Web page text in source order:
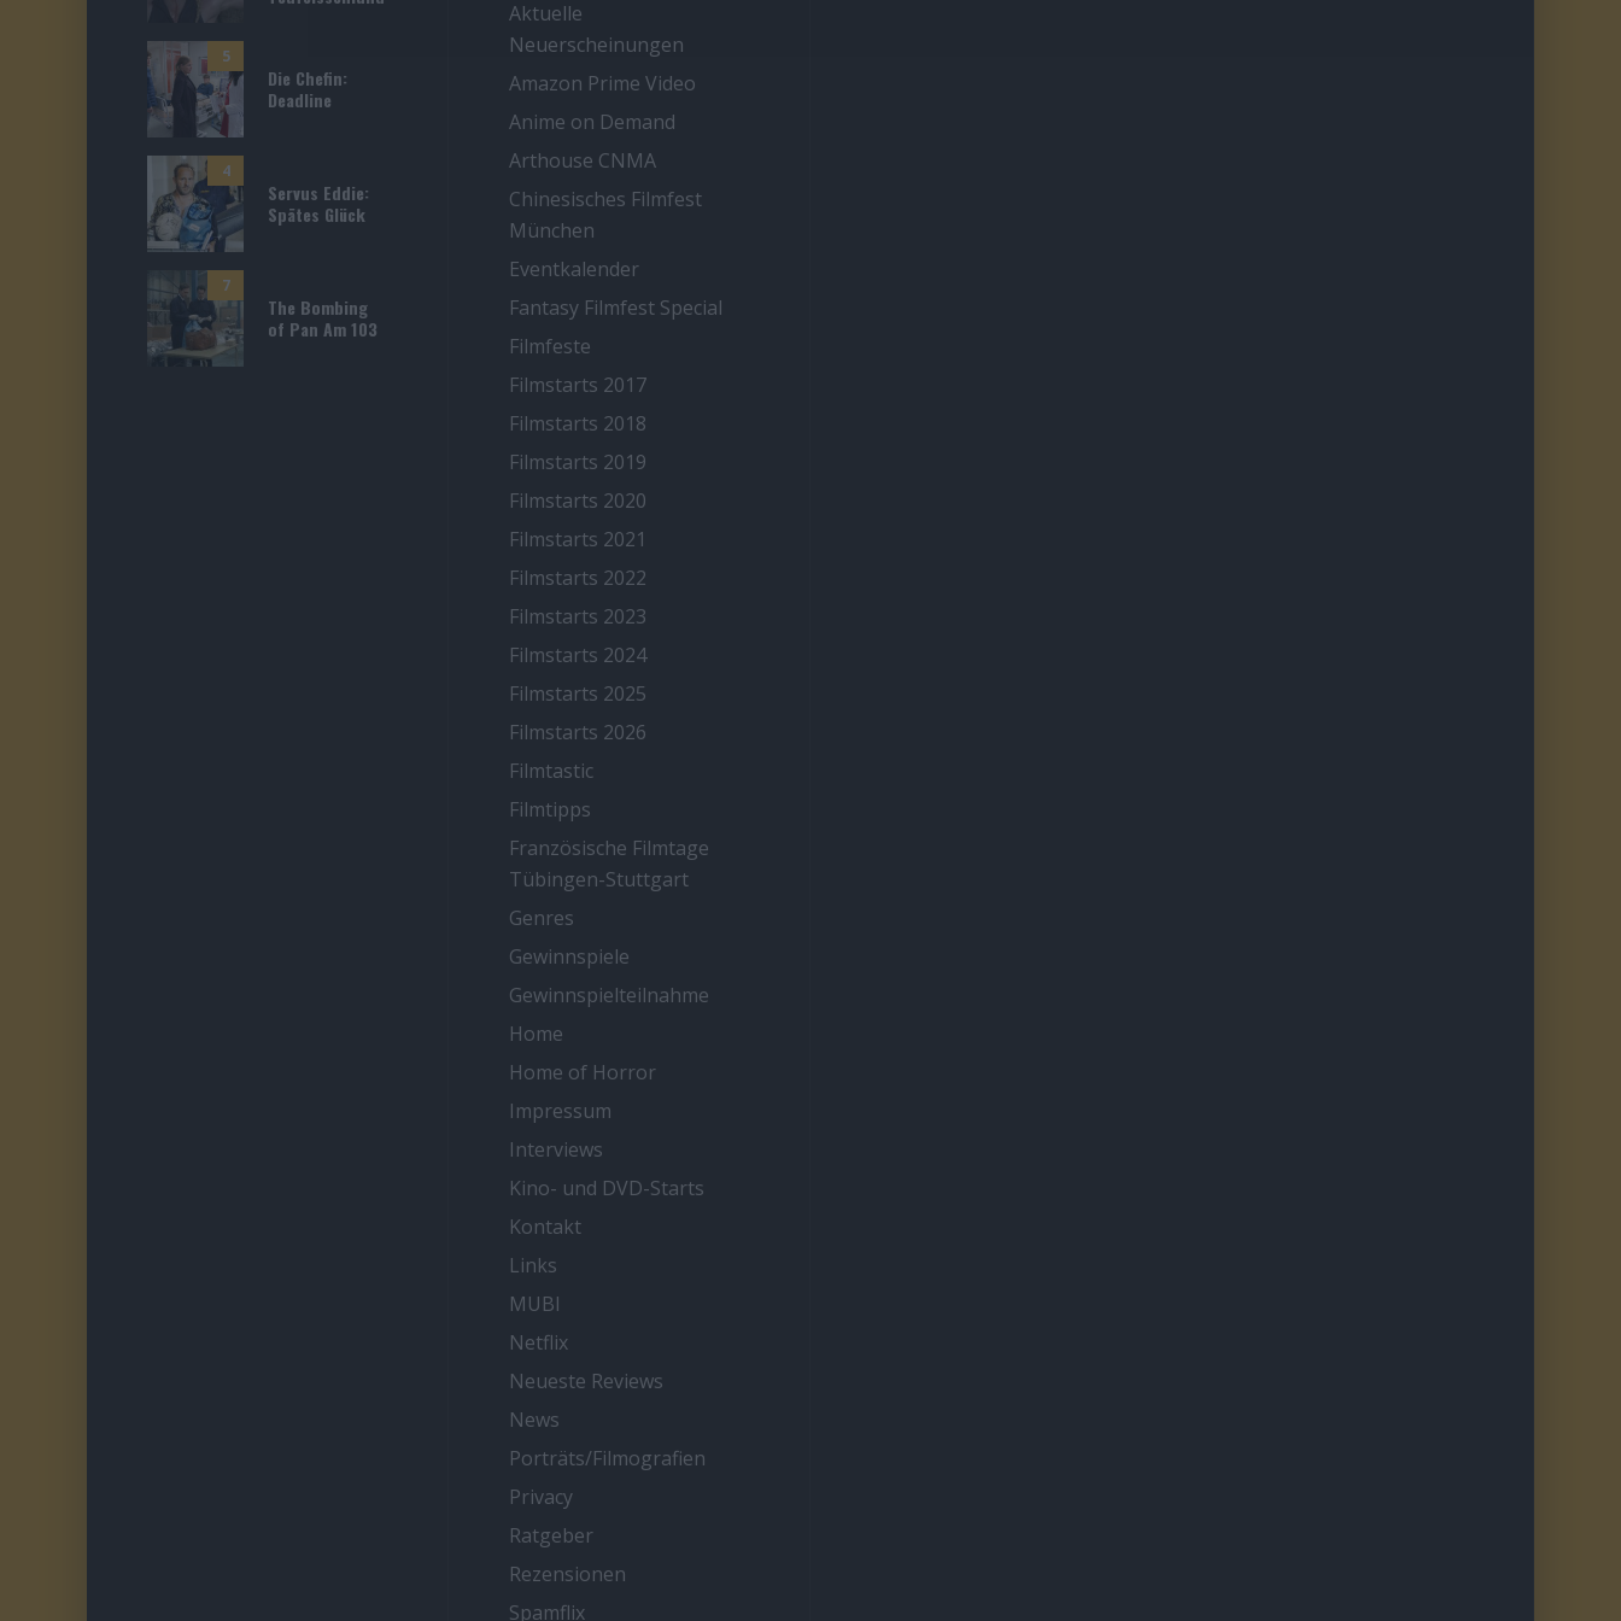
5
Die Chefin:
Deadline
4
Servus Eddie:
Spätes Glück
7
The Bombing
of Pan Am 103
Aktuelle
Neuerscheinungen
Amazon Prime Video
Anime on Demand
Arthouse CNMA
Chinesisches Filmfest
München
Eventkalender
Fantasy Filmfest Special
Filmfeste
Filmstarts 2017
Filmstarts 2018
Filmstarts 2019
Filmstarts 2020
Filmstarts 2021
Filmstarts 2022
Filmstarts 2023
Filmstarts 2024
Filmstarts 2025
Filmstarts 2026
Filmtastic
Filmtipps
Französische Filmtage
Tübingen-Stuttgart
Genres
Gewinnspiele
Gewinnspielteilnahme
Home
Home of Horror
Impressum
Interviews
Kino- und DVD-Starts
Kontakt
Links
MUBI
Netflix
Neueste Reviews
News
Porträts/Filmografien
Privacy
Ratgeber
Rezensionen
Spamflix